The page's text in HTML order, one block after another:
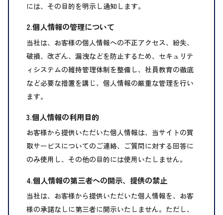
には、その目的を明示し通知します。
2.個人情報の管理について
当社は、お客様の個人情報への不正アクセス、紛失、
破損、改ざん、漏洩などを防止するため、セキュリテ
ィシステムの維持管理体制を整備し、社員教育の徹底
など必要な措置を講じ、個人情報の厳重な管理を行い
ます。
3.個人情報の利用目的
お客様から提供いただいた個人情報は、当サイトの買
取サービスについてのご連絡、ご質問に対する回答に
のみ使用し、その他の目的には使用いたしません。
4.個人情報の第三者への開示、提供の禁止
当社は、お客様から提供いただいた個人情報を、お客
様の承諾なしに第三者に開示いたしません。ただし、